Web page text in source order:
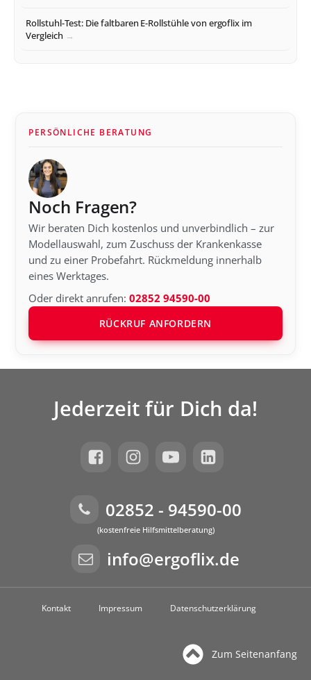
Rollstuhl-Test: Die faltbaren E-Rollstühle von ergoflix im
Vergleich
PERSÖNLICHE BERATUNG
Noch Fragen?
Wir beraten Dich kostenlos und unverbindlich – zur
Modellauswahl, zum Zuschuss der Krankenkasse
und zu einer Probefahrt. Rückmeldung innerhalb
eines Werktages.
Oder direkt anrufen:02852 94590-00
RÜCKRUF ANFORDERN
Jederzeit für Dich da!
02852 - 94590-00
(kostenfreie Hilfsmittelberatung)
info@ergoflix.de
Kontakt Impressum Datenschutzerklärung
Zum Seitenanfang